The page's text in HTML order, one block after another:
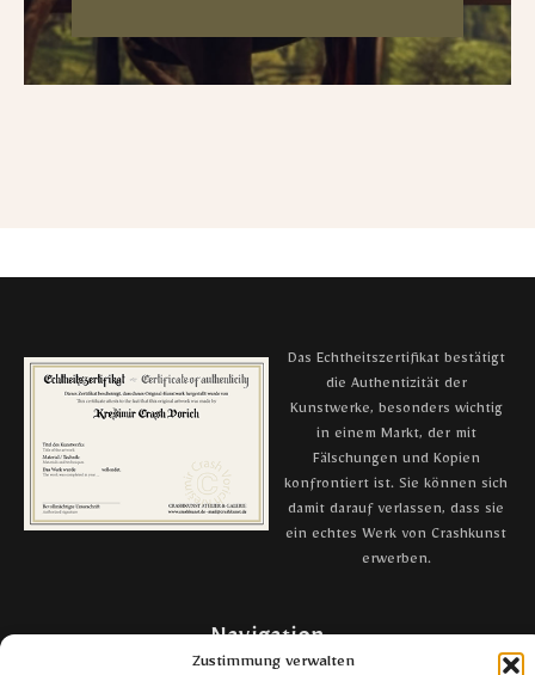
Zustimmung verwalten
Das Echtheitszertifikat bestätigt
die Authentizität der
Kunstwerke, besonders wichtig
in einem Markt, der mit
Fälschungen und Kopien
konfrontiert ist. Sie können sich
damit darauf verlassen, dass sie
ein echtes Werk von Crashkunst
erwerben.
Navigation